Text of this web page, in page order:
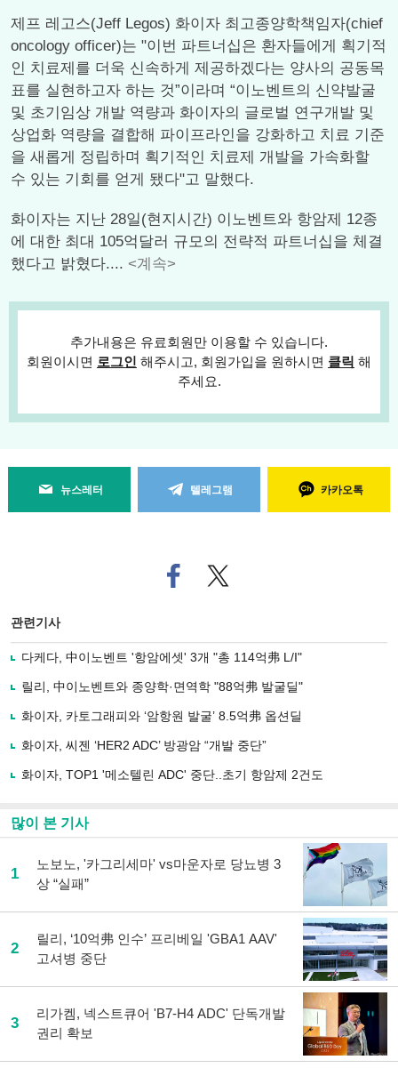
제프 레고스(Jeff Legos) 화이자 최고종양학책임자(chief
oncology officer)는 "이번 파트너십은 환자들에게 획기적
인 치료제를 더욱 신속하게 제공하겠다는 양사의 공동목
표를 실현하고자 하는 것”이라며 “이노벤트의 신약발굴
및 초기임상 개발 역량과 화이자의 글로벌 연구개발 및
상업화 역량을 결합해 파이프라인을 강화하고 치료 기준
을 새롭게 정립하며 획기적인 치료제 개발을 가속화할
수 있는 기회를 얻게 됐다"고 말했다.
화이자는 지난 28일(현지시간) 이노벤트와 항암제 12종
에 대한 최대 105억달러 규모의 전략적 파트너십을 체결
했다고 밝혔다.... <계속>
추가내용은 유료회원만 이용할 수 있습니다.
회원이시면 로그인 해주시고, 회원가입을 원하시면 클릭 해
주세요.
뉴스레터 텔레그램 카카오톡
페
이
로
기
사
유
기
트위
터로
관련기사
다케다, 中이노벤트 '항암에셋' 3개 "총 114억弗 L/I"
릴리, 中이노벤트와 종양학·면역학 "88억弗 발굴딜"
화이자, 카토그래피와 ‘암항원 발굴’ 8.5억弗 옵션딜
화이자, 씨젠 ‘HER2 ADC’ 방광암 “개발 중단”
화이자, TOP1 '메소텔린 ADC' 중단..초기 항암제 2건도
많이 본 기사
1
노보노, '카그리세마' vs마운자로 당뇨병 3
상 “실패”
2
릴리, ‘10억弗 인수’ 프리베일 'GBA1 AAV'
고셔병 중단
3
리가켐, 넥스트큐어 'B7-H4 ADC' 단독개발
권리 확보